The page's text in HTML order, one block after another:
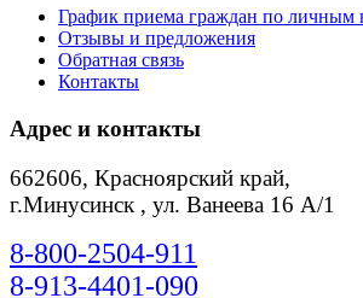
График приема граждан по личным
Отзывы и предложения
Обратная связь
Контакты
Адрес и контакты
662606, Красноярский край,
г.Минусинск , ул. Ванеева 16 А/1
8-800-2504-911
8-913-4401-090